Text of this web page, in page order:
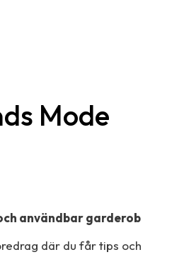
Mode
användbar garderob
där du får tips och